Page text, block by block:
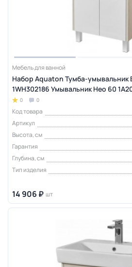
Мебель для ванной
Набор Aquaton Тумба-умывальник
1WH302186 Умывальник Нео 60
0 0
Код товара
Артикул
Высота, см
Гарантия
Глубина, см
Тип изделия
14 906 ₽ шт